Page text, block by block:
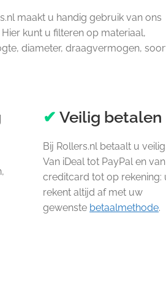
maakt u handig gebruik van ons
Hier kunt u filteren op materiaal,
diameter, draagvermogen,
✔ Veilig betalen
Bij Rollers.nl betaalt u
Van iDeal tot PayPal en van
creditcard tot op rekening:
rekent altijd af met uw
gewenste betaalmethode.